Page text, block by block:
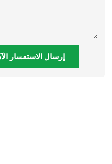
إرسال الاستفسار